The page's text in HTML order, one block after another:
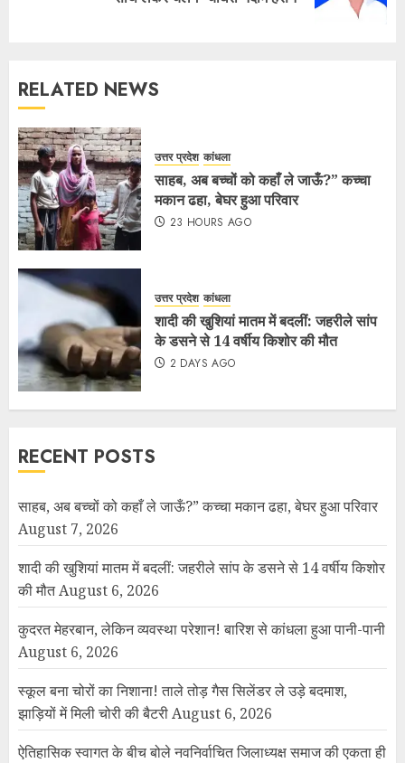
RELATED NEWS
उत्तर प्रदेश कांधला
साहब, अब बच्चों को कहाँ ले जाऊँ?” कच्चा
मकान ढहा, बेघर हुआ परिवार
23 HOURS AGO
उत्तर प्रदेश कांधला
शादी की खुशियां मातम में बदलीं: जहरीले सांप
के डसने से 14 वर्षीय किशोर की मौत
2 DAYS AGO
RECENT POSTS
साहब, अब बच्चों को कहाँ ले जाऊँ?” कच्चा मकान ढहा, बेघर हुआ परिवार
August 7, 2026
शादी की खुशियां मातम में बदलीं: जहरीले सांप के डसने से 14 वर्षीय किशोर
की मौतAugust 6, 2026
कुदरत मेहरबान, लेकिन व्यवस्था परेशान! बारिश से कांधला हुआ पानी-पानी
August 6, 2026
स्कूल बना चोरों का निशाना! ताले तोड़ गैस सिलेंडर ले उड़े बदमाश,
झाड़ियों में मिली चोरी की बैटरीAugust 6, 2026
ऐतिहासिक स्वागत के बीच बोले नवनिर्वाचित जिलाध्यक्ष समाज की एकता ही